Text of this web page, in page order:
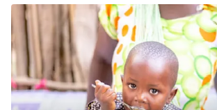
Pháp luật
Y tế
Thế giới